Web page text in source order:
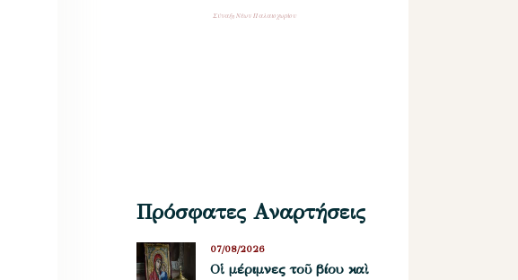
Σύναξη Νέων Παλαιοχωρίου
Πρόσφατες Αναρτήσεις
Οἱ μέριμνες τοῦ βίου καὶ
07/08/2026